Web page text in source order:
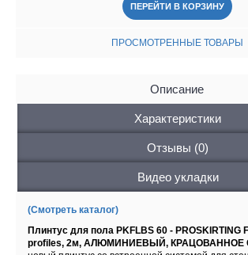
ПЕРЕЙТИ В КОРЗИНУ
ПРОСМОТРЕННЫЕ ТОВАРЫ
Описание
Характеристики
Отзывы (0)
Видео укладки
(Смотреть каталог)
Плинтус для пола PKFLBS 60 - PROSKIRTING
profiles, 2м, АЛЮМИНИЕВЫЙ, КРАЦОВАННОЕ